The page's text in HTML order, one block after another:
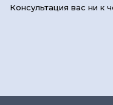
Консультация вас ни к